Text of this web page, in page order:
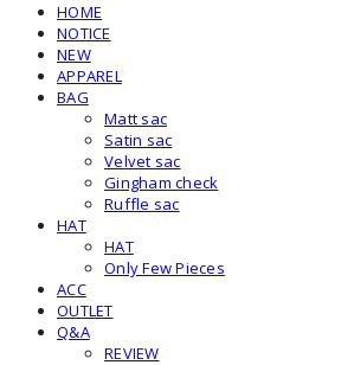
HOME
NOTICE
NEW
APPAREL
BAG
Matt sac
Satin sac
Velvet sac
Gingham check
Ruffle sac
HAT
HAT
Only Few Pieces
ACC
OUTLET
Q&A
REVIEW